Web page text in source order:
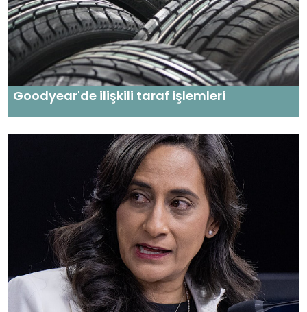
Goodyear'de ilişkili taraf işlemleri